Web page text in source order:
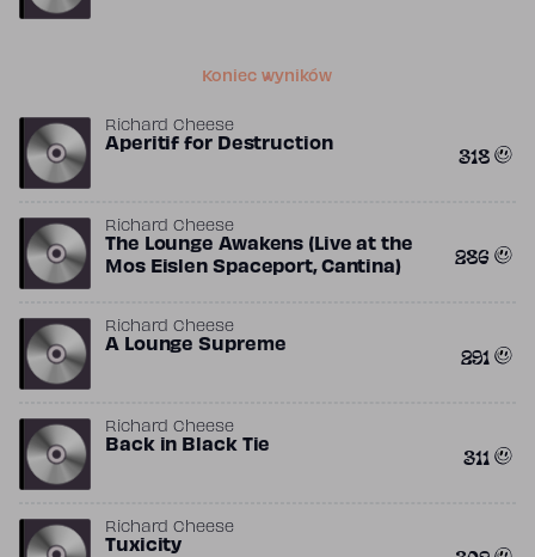
Koniec wyników
Richard Cheese
Aperitif for Destruction 318
Richard Cheese
The Lounge Awakens (Live at the
Mos Eislen Spaceport, Cantina)
286
Richard Cheese
A Lounge Supreme 291
Richard Cheese
Back in Black Tie 311
Richard Cheese
Tuxicity